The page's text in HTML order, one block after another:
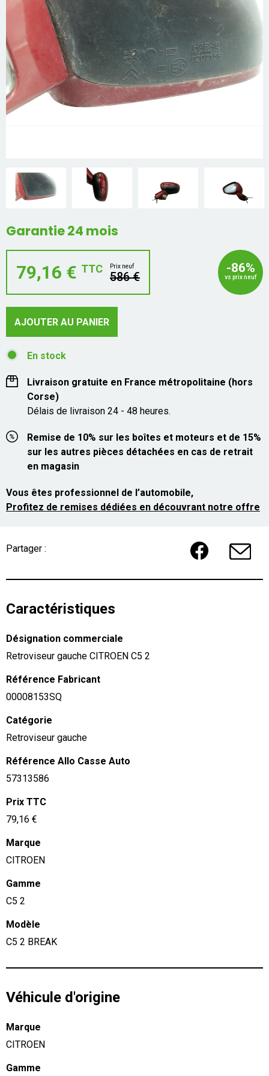
Appelez-nous
01 60 48 23 09
Garantie 24 mois
79,16 € TTC Prix neuf
586 €
-86%
vs prix neuf
AJOUTER AU PANIER
En stock
Livraison gratuite en France métropolitaine (hors
Corse)
Délais de livraison 24 - 48 heures.
Remise de 10% sur les boîtes et moteurs et de 15%
sur les autres pièces détachées en cas de retrait
en magasin
Vous êtes professionnel de l’automobile,
Profitez de remises dédiées en découvrant notre offre
Partager :
Caractéristiques
Désignation commerciale
Retroviseur gauche CITROEN C5 2
Référence Fabricant
00008153SQ
Catégorie
Retroviseur gauche
Référence Allo Casse Auto
57313586
Prix TTC
79,16 €
Marque
CITROEN
Gamme
C5 2
Modèle
C5 2 BREAK
Véhicule d'origine
Marque
CITROEN
Gamme